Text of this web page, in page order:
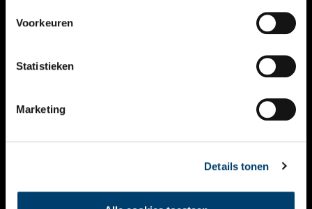
Voorkeuren
Statistieken
Marketing
Details tonen
KALENDER
THEMA’S
VIDEO’S
CONTACT